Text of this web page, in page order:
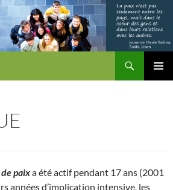
paixa été actif pendant 17 ans (2001
années d’implication intensive, les